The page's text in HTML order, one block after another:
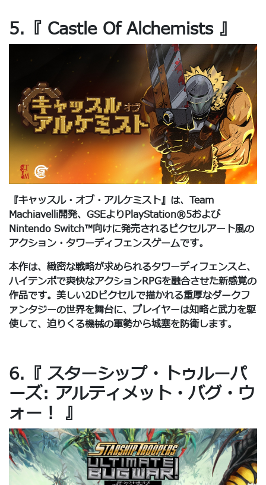
5.『 Castle Of Alchemists 』
『キャッスル・オブ・アルケミスト』は、Team
Machiavelli開発、GSEよりPlayStation®5および
Nintendo Switch™向けに発売されるピクセルアート風の
アクション・タワーディフェンスゲームです。
本作は、緻密な戦略が求められるタワーディフェンスと、
ハイテンポで爽快なアクションRPGを融合させた新感覚の
作品です。美しい2Dピクセルで描かれる重厚なダークフ
ァンタジーの世界を舞台に、プレイヤーは知略と武力を駆
使して、迫りくる機械の軍勢から城塞を防衛します。
6.『 スターシップ・トゥルーパ
ーズ: アルティメット・バグ・ウ
ォー！ 』